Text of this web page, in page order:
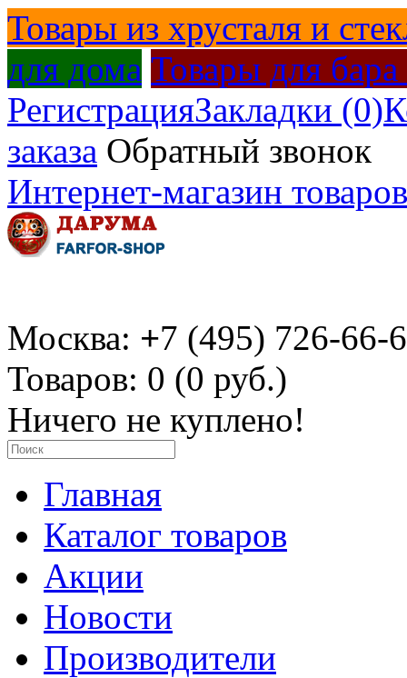
Товары из хрусталя и
для дома Товары для бара
РегистрацияЗакладки (0)
заказа Обратный звонок
Интернет-магазин
Москва: +7 (495) 726-66-
Товаров: 0 (0 руб.)
Ничего не куплено!
Главная
Каталог товаров
Акции
Новости
Производители